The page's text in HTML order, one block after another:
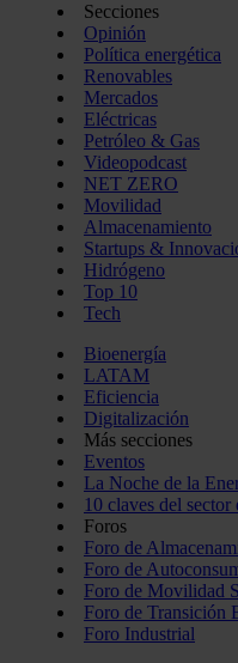
Secciones
Opinión
Política energética
Renovables
Mercados
Eléctricas
Petróleo & Gas
Videopodcast
NET ZERO
Movilidad
Almacenamiento
Startups &
Hidrógeno
Top 10
Tech
Bioenergía
LATAM
Eficiencia
Digitalización
Más secciones
Eventos
La Noche de la
10 claves del sector
Foros
Foro de
Foro de
Foro de Movilidad
Foro de Transición
Foro Industrial